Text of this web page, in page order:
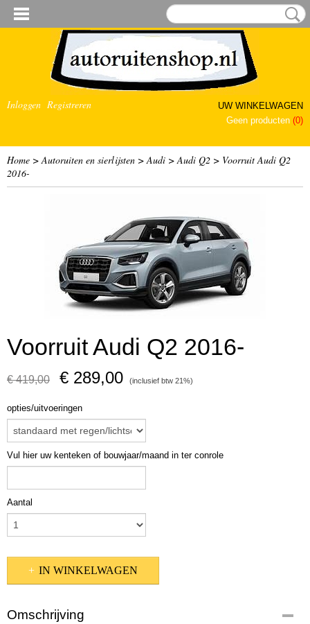
Inloggen Registreren
UW WINKELWAGEN
Geen producten (0)
Home >Autoruiten en sierlijsten >Audi >Audi Q2 > Voorruit Audi Q2
2016-
Voorruit Audi Q2 2016-
€ 419,00 € 289,00 (inclusief btw 21%)
opties/uitvoeringen
Vul hier uw kenteken of bouwjaar/maand in ter conrole
Aantal
IN WINKELWAGEN
Omschrijving